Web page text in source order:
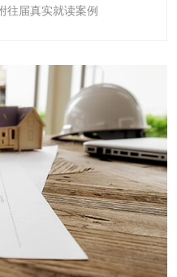
往届真实就读案例